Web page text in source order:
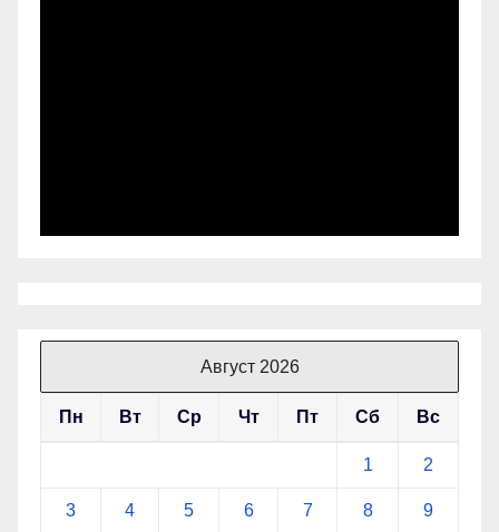
Август 2026
Пн Вт Ср Чт Пт Сб Вс
1 2
3 4 5 6 7 8 9